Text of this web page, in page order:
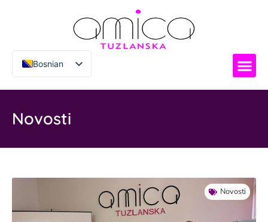
Bosnian
Novosti
Novosti